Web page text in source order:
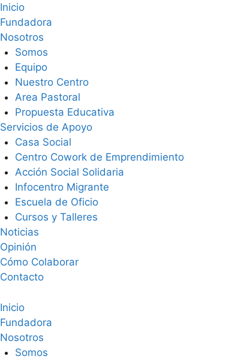
Inicio
Fundadora
Nosotros
Somos
Equipo
Nuestro Centro
Area Pastoral
Propuesta Educativa
Servicios de Apoyo
Casa Social
Centro Cowork de Emprendimiento
Acción Social Solidaria
Infocentro Migrante
Escuela de Oficio
Cursos y Talleres
Noticias
Opinión
Cómo Colaborar
Contacto
Inicio
Fundadora
Nosotros
Somos